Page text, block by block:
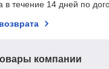
в течение 14 дней по
компании